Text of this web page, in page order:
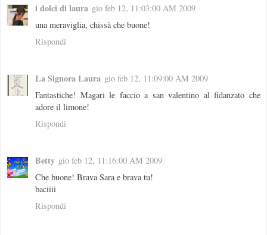
i dolci di laura gio feb 12, 11:03:00 AM 2009
una meraviglia, chissà che buone!
Rispondi
La Signora Laura gio feb 12, 11:09:00 AM 2009
Fantastiche! Magari le faccio a san valentino al fidanzato che
adore il limone!
Rispondi
Betty gio feb 12, 11:16:00 AM 2009
Che buone! Brava Sara e brava tu!
baciiii
Rispondi